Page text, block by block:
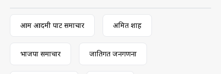
आम आदमी पार्टी समाचार अमित शाह
भाजपा समाचार जातिगत जनगणना